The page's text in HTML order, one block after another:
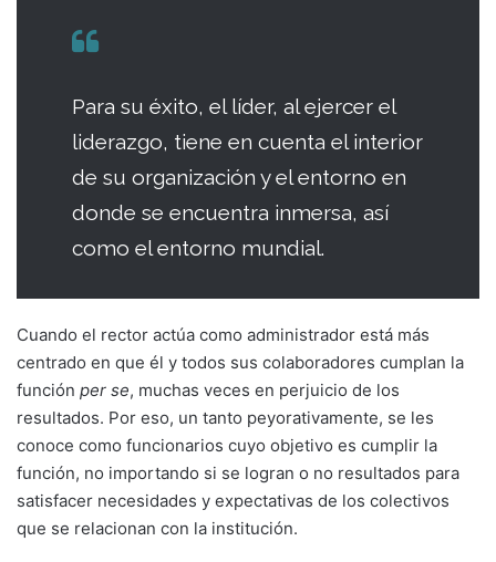
Para su éxito, el líder, al ejercer el
liderazgo, tiene en cuenta el interior
de su organización y el entorno en
donde se encuentra inmersa, así
como el entorno mundial.
Cuando el rector actúa como administrador está más
centrado en que él y todos sus co­laboradores cumplan la
función per se, mu­chas veces en perjuicio de los
resultados. Por eso, un tanto peyorativamente, se les
conoce como funcionarios cuyo objetivo es cumplir la
función, no importando si se logran o no re­sultados para
satisfacer necesidades y expec­tativas de los colectivos
que se relacionan con la institución.